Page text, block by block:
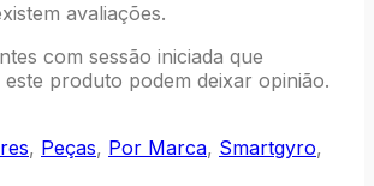
avaliações.
com sessão iniciada que
produto podem deixar opinião.
, Peças, Por Marca, Smartgyro,